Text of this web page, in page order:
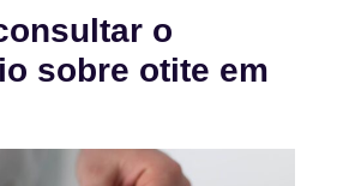
o
sobre otite em